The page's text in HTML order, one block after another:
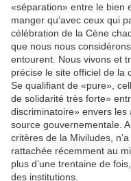
«séparation» entre le bien
manger qu’avec ceux qui
célébration de la Cène
que nous nous
entourent. Nous vivons et
précise le site officiel de la
Se qualifiant de «pure»,
de solidarité très forte»
discriminatoire» envers
source gouvernementale.
critères de la Miviludes,
rattachée récemment au
plus d’une trentaine de
des institutions.